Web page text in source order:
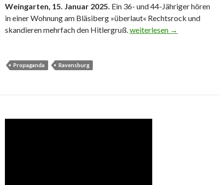
Weingarten, 15. Januar 2025. Ein 36- und 44-Jähriger hören
in einer Wohnung am Bläsiberg »überlaut« Rechtsrock und
skandieren mehrfach den Hitlergruß.Am Bläsiberg:
weiterlesen →
Propaganda Ravensburg